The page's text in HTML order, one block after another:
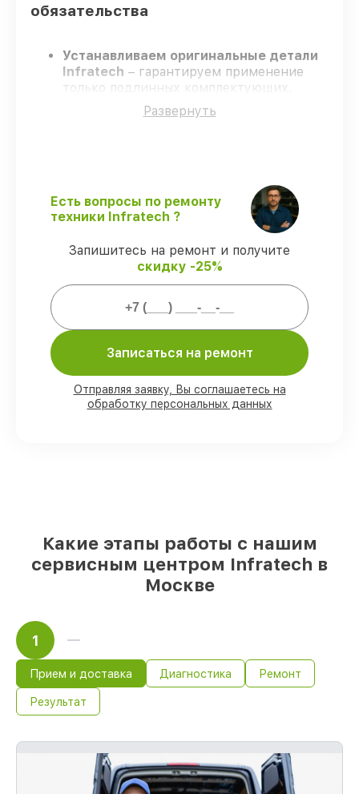
обязательства
Устанавливаем оригинальные детали
Infratech – гарантируем применение
только подлинных комплектующих.
Сертифицированные мастера
проходят постоянное обучение, что
оптического прицела Infratech IT-124C
строго по договоренности.
Поддержка после ремонта – все
ремонтные услуги и комплектующие
защищены официальной гарантией
Мы гарантируем:
работ выполняем с возможностью
личного присутствия владельца
90%комплектующих Infratech имеются
на складе в Москве, остальные доступны
Развернуть
Есть вопросы по ремонту
техники Infratech ?
Запишитесь на ремонт и получите
скидку -25%
Записаться на ремонт
Отправляя заявку, Вы соглашаетесь на
обработку персональных данных
Какие этапы работы с нашим
сервисным центром Infratech в
Москве
1
Прием и доставка Диагностика Ремонт
Результат